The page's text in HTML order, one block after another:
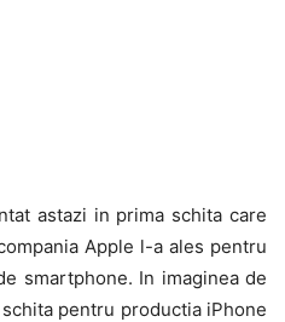
astazi in prima schita care
Apple l-a ales pentru
smartphone. In imaginea de
pentru productia iPhone